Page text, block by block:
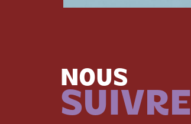
NOUS
SUIVRE